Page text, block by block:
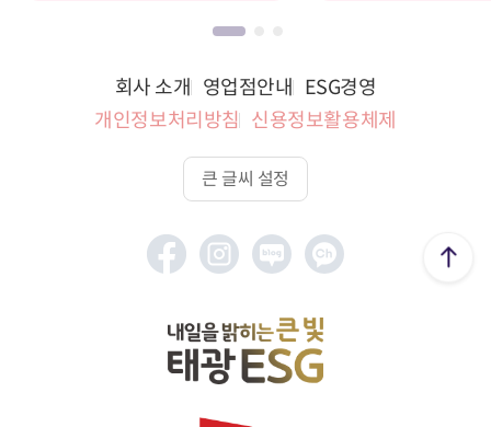
회사 소개 영업점안내 ESG경영
개인정보처리방침 신용정보활용체제
큰 글씨 설정